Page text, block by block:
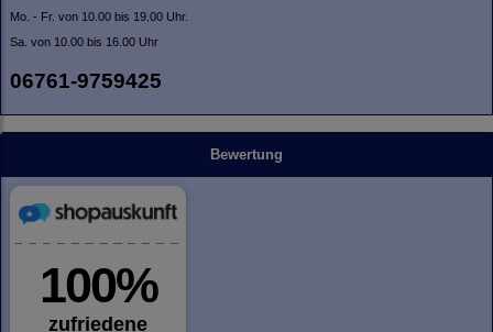
Mo. - Fr. von 10.00 bis 19.00 Uhr.
Sa. von 10.00 bis 16.00 Uhr
06761-9759425
Bewertung